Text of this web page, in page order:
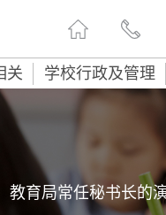
关 学校行政及管理
教育局常任秘书长的